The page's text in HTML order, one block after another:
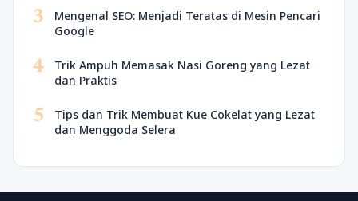
3
Mengenal SEO: Menjadi Teratas di Mesin Pencari
Google
4
Trik Ampuh Memasak Nasi Goreng yang Lezat
dan Praktis
5
Tips dan Trik Membuat Kue Cokelat yang Lezat
dan Menggoda Selera